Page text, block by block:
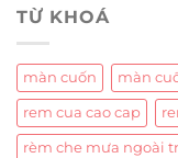
TỪ KHOÁ
màn cuốn màn
rem cua cao cap
rèm che mưa ngoài